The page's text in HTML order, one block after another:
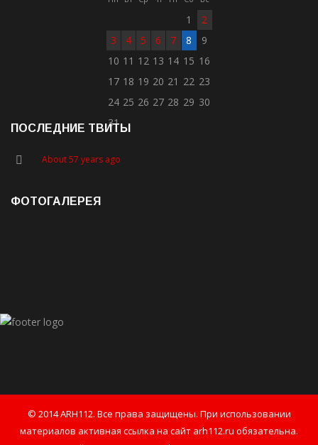
1
2
3
4 5 6 7 8
9
10 11 12 13 14 15 16
17 18 19 20 21 22 23
24 25 26 27 28 29 30
31
ПОСЛЕДНИЕ ТВИТЫ
About 57 years ago
ФОТОГАЛЕРЕЯ
© 2014 ARH112. Все права защищены. При использовании
материалов активная ссылка на сайт arh112.ru обязательна.